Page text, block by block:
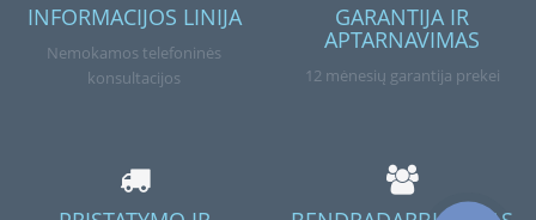
INFORMACIJOS LINIJA
Nemokamos telefoninės
konsultacijos
GARANTIJA IR
APTARNAVIMAS
12 mėnesių garantija prekei